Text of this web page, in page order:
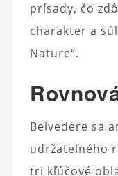
prísady, čo
charakter a
Nature“.
Belvedere sa
udržateľného
tri kľúčové